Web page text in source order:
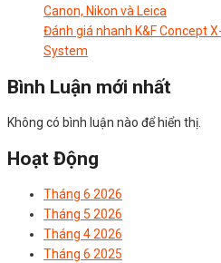
Canon, Nikon và Leica
Đánh giá nhanh K&F Concept
System
Bình Luận mới nhất
Không có bình luận nào để hiển thị.
Hoạt Động
Tháng 6 2026
Tháng 5 2026
Tháng 4 2026
Tháng 6 2025